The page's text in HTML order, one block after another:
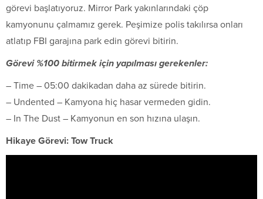
görevi başlatıyoruz. Mirror Park yakınlarındaki çöp
kamyonunu çalmamız gerek. Peşimize polis takılırsa onları
atlatıp FBI garajına park edin görevi bitirin.
Görevi %100 bitirmek için yapılması gerekenler:
– Time – 05:00 dakikadan daha az sürede bitirin.
– Undented – Kamyona hiç hasar vermeden gidin.
– In The Dust – Kamyonun en son hızına ulaşın.
Hikaye Görevi: Tow Truck